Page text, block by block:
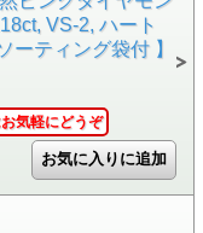
VS-2, ハート
ーティング袋付 】
気軽にどうぞ